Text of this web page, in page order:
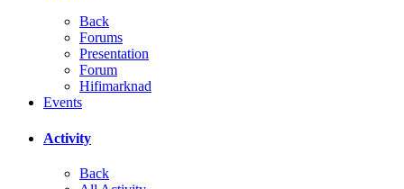
Back
Forums
Presentation
Forum
Hifimarknad
Events
Activity
Back